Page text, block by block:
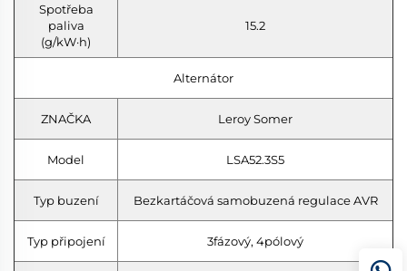
Spotřeba
paliva
(g/kW·h)
15.2
Alternátor
ZNAČKA Leroy Somer
Model LSA52.3S5
Typ buzení Bezkartáčová samobuzená regulace AVR
Typ připojení 3fázový, 4pólový